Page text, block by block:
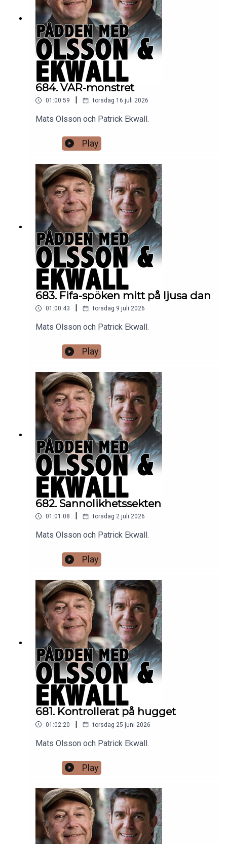
684. VAR-monstret
01:00:59 torsdag 16 juli 2026
Mats Olsson och Patrick Ekwall.
Play
683. Fifa-spöken mitt på ljusa dan
01:00:43 torsdag 9 juli 2026
Mats Olsson och Patrick Ekwall.
Play
682. Sannolikhetssekten
01:01:08 torsdag 2 juli 2026
Mats Olsson och Patrick Ekwall.
Play
681. Kontrollerat på hugget
01:02:20 | torsdag 25 juni 2026
Mats Olsson och Patrick Ekwall.
Play